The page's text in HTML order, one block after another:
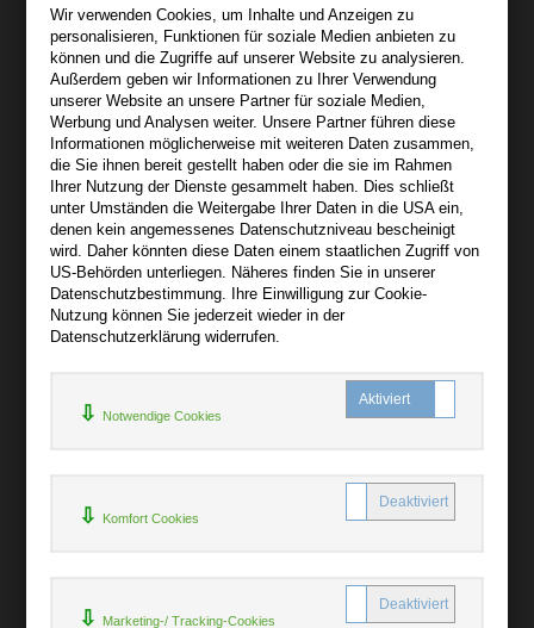
audiooo.net
Lindenthaler Straße 15
04155 Leipzig
Wir sind gerne für Sie persönlich da.
Über audiooo.net
AGB
Impressum
Widerruf
Datenschutz
Bibliotheksrabatt
MARC21-Datenimport
Rund um Ihren Einkauf
Wir verwenden Cookies, um Inhalte und Anzeigen zu
personalisieren, Funktionen für soziale Medien anbieten zu
können und die Zugriffe auf unserer Website zu analysieren.
Außerdem geben wir Informationen zu Ihrer Verwendung
unserer Website an unsere Partner für soziale Medien,
Werbung und Analysen weiter. Unsere Partner führen diese
Informationen möglicherweise mit weiteren Daten zusammen,
die Sie ihnen bereit gestellt haben oder die sie im Rahmen
Ihrer Nutzung der Dienste gesammelt haben. Dies schließt
unter Umständen die Weitergabe Ihrer Daten in die USA ein,
denen kein angemessenes Datenschutzniveau bescheinigt
wird. Daher könnten diese Daten einem staatlichen Zugriff von
US-Behörden unterliegen. Näheres finden Sie in unserer
Datenschutzbestimmung. Ihre Einwilligung zur Cookie-
Nutzung können Sie jederzeit wieder in der
Datenschutzerklärung widerrufen.
Notwendige Cookies
Komfort Cookies
Marketing-/ Tracking-Cookies